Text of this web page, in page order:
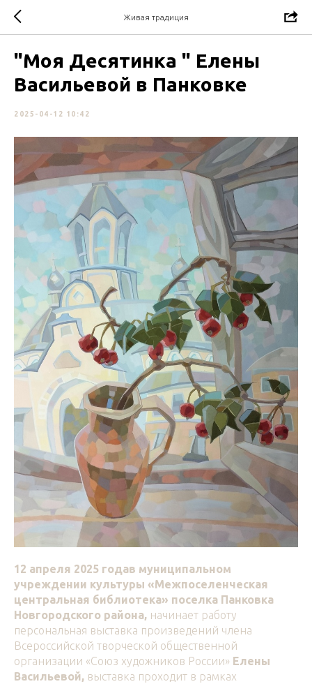
Живая традиция
"Моя Десятинка " Елены
Васильевой в Панковке
2025-04-12 10:42
12 апреля 2025 годав муниципальном
учреждении культуры «Межпоселенческая
центральная библиотека» поселка Панковка
Новгородского района, начинает работу
персональная выставка произведений члена
Всероссийской творческой общественной
организации «Союз художников России» Елены
Васильевой, выставка проходит в рамках